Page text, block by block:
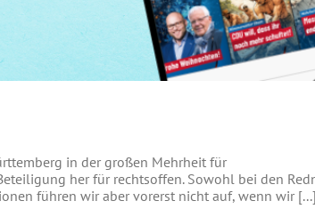
in der großen Mehrheit für
her für rechtsoffen. Sowohl bei den
führen wir aber vorerst nicht auf, wenn wir [...]